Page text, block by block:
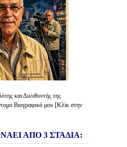
και Διευθυντής της
Βιογραφικό μου [Κλίκ στην
ΑΠΟ 3 ΣΤΑΔΙΑ: